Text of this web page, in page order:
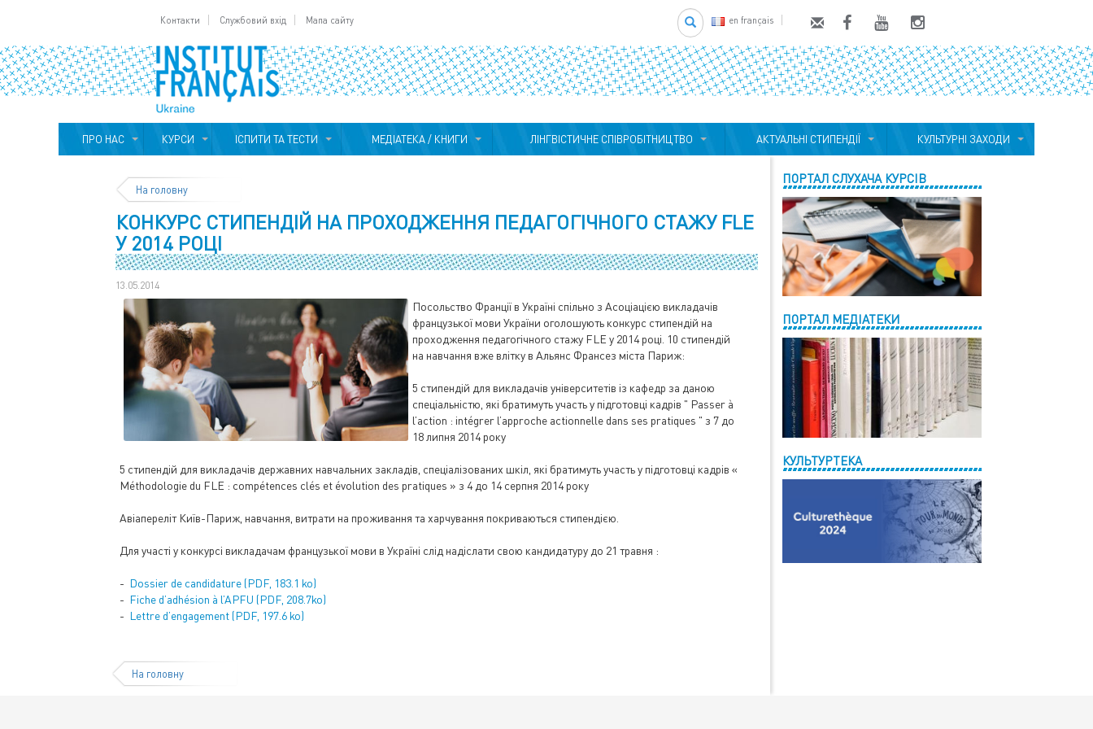
Контакти Службовий вхід Мапа сайту en français
Search
ПРО НАС КУРСИ ІСПИТИ ТА ТЕСТИ МЕДІАТЕКА / КНИГИ ЛІНГВІСТИЧНЕ СПІВРОБІТНИЦТВО АКТУАЛЬНІ СТИПЕНДІЇ КУЛЬТУРНІ ЗАХОДИ
На головну
КОНКУРС СТИПЕНДІЙ НА ПРОХОДЖЕННЯ ПЕДАГОГІЧНОГО СТАЖУ FLE
У 2014 РОЦІ
13.05.2014
Посольство Франції в Україні спільно з Асоціацією викладачів
французької мови України оголошують конкурс стипендій на
проходження педагогічного стажу FLE у 2014 році. 10 стипендій
на навчання вже влітку в Альянс Франсез міста Париж:
5 стипендій для викладачів університетів із кафедр за даною
спеціальністю, які братимуть участь у підготовці кадрів " Passer à
l’action : intégrer l’approche actionnelle dans ses pratiques " з 7 до
18 липня 2014 року
5 стипендій для викладачів державних навчальних закладів, спеціалізованих шкіл, які братимуть участь у підготовці кадрів «
Méthodologie du FLE : compétences clés et évolution des pratiques » з 4 до 14 серпня 2014 року
Авіапереліт Київ-Париж, навчання, витрати на проживання та харчування покриваються стипендією.
Для участі у конкурсі викладачам французької мови в Україні слід надіслати свою кандидатуру до 21 травня :
- Dossier de candidature (PDF, 183.1 ko)
- Fiche d’adhésion à l’APFU (PDF, 208.7ko)
- Lettre d’engagement (PDF, 197.6 ko)
На головну
ПОРТАЛ СЛУХАЧА КУРСІВ
ПОРТАЛ МЕДІАТЕКИ
КУЛЬТУРТЕКА